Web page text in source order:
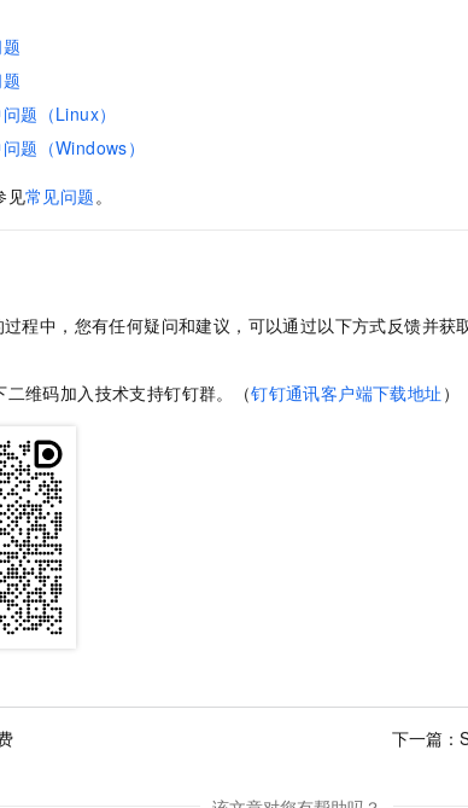
题（Linux）
题（Windows）
见常见问题 。
过程中，您有任何疑问和建议，可以通过以下方式反馈并获
二维码加入技术支持钉钉群。（钉钉通讯客户端下载地址 ）
下一篇：